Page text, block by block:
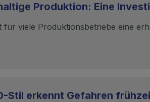
Produktion: Eine
viele Produktionsbetriebe eine
Stil erkennt Gefahren